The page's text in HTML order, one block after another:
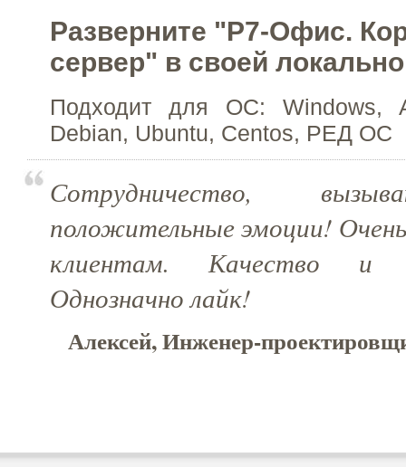
Разверните "Р7-Офис.
сервер" в своей
Подходит для ОС: Windows,
Debian, Ubuntu, Centos, РЕД ОС
Сотрудничество,
положительные эмоции!
клиентам. Качество и
Однозначно лайк!
Алексей, Инженер-